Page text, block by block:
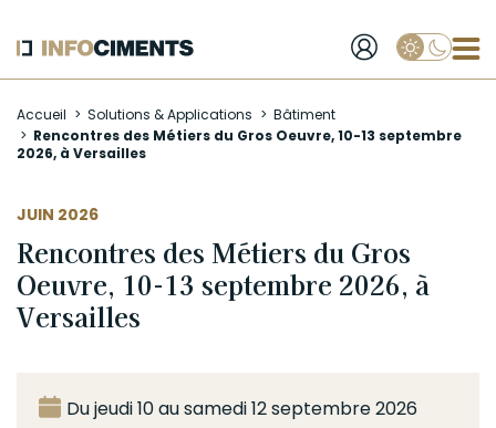
au
contenu
Accueil Solutions & Applications
Bâtiment
Rencontres des Métiers du Gros Oeuvre, 10-13 septembre
2026, à Versailles
JUIN 2026
Rencontres des Métiers du Gros
Oeuvre, 10-13 septembre 2026, à
Versailles
Du jeudi 10 au samedi 12 septembre 2026